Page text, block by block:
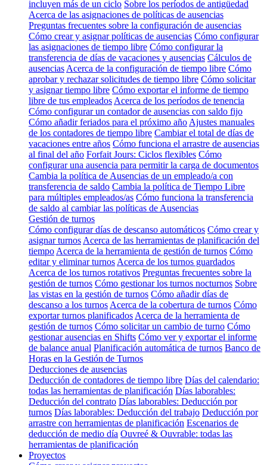
incluyen más de un ciclo Sobre los períodos de antigüedad
Acerca de las asignaciones de políticas de ausencias
Preguntas frecuentes sobre la configuración de ausencias
Cómo crear y asignar políticas de ausencias Cómo configurar
las asignaciones de tiempo libre Cómo configurar la
transferencia de días de vacaciones y ausencias Cálculos de
ausencias Acerca de la configuración de tiempo libre Cómo
aprobar y rechazar solicitudes de tiempo libre Cómo solicitar
y asignar tiempo libre Cómo exportar el informe de tiempo
libre de tus empleados Acerca de los períodos de tenencia
Cómo configurar un contador de ausencias con saldo fijo
Cómo añadir feriados para el próximo año Ajustes manuales
de los contadores de tiempo libre Cambiar el total de días de
vacaciones entre años Cómo funciona el arrastre de ausencias
al final del año Forfait Jours: Ciclos flexibles Cómo
configurar una ausencia para permitir la carga de documentos
Cambia la política de Ausencias de un empleado/a con
transferencia de saldo Cambia la política de Tiempo Libre
para múltiples empleados/as Cómo funciona la transferencia
de saldo al cambiar las políticas de Ausencias
Gestión de turnos
Cómo configurar días de descanso automáticos Cómo crear y
asignar turnos Acerca de las herramientas de planificación del
tiempo Acerca de la herramienta de gestión de turnos Cómo
editar y eliminar turnos Acerca de los turnos guardados
Acerca de los turnos rotativos Preguntas frecuentes sobre la
gestión de turnos Cómo gestionar los turnos nocturnos Sobre
las vistas en la gestión de turnos Cómo añadir días de
descanso a los turnos Acerca de la cobertura de turnos Cómo
exportar turnos planificados Acerca de la herramienta de
gestión de turnos Cómo solicitar un cambio de turno Cómo
gestionar ausencias en Shifts Cómo ver y exportar el informe
de balance anual Planificación automática de turnos Banco de
Horas en la Gestión de Turnos
Deducciones de ausencias
Deducción de contadores de tiempo libre Días del calendario:
todas las herramientas de planificación Días laborables:
Deducción del contrato Días laborables: Deducción por
turnos Días laborables: Deducción del trabajo Deducción por
arrastre con herramientas de planificación Escenarios de
deducción de medio día Ouvreé & Ouvrable: todas las
herramientas de planificación
Proyectos